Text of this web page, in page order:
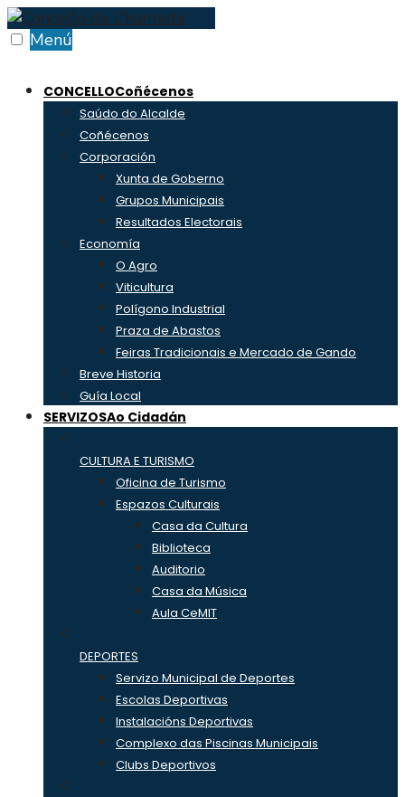
Skip
to Menú
CONCELLOCoñécenos
Saúdo do Alcalde
Coñécenos
Corporación
Xunta de Goberno
Grupos Municipais
Resultados Electorais
Economía
O Agro
Viticultura
Polígono Industrial
Praza de Abastos
Feiras Tradicionais e Mercado de Gando
Breve Historia
Guía Local
SERVIZOSAo Cidadán
CULTURA E TURISMO
Oficina de Turismo
Espazos Culturais
Casa da Cultura
Biblioteca
Auditorio
Casa da Música
Aula CeMIT
DEPORTES
Servizo Municipal de Deportes
Escolas Deportivas
Instalacións Deportivas
Complexo das Piscinas Municipais
Clubs Deportivos